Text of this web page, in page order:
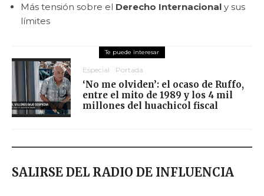
Más tensión sobre el Derecho Internacional y sus
límites
Especial Portada
‘No me olviden’: el ocaso de Ruffo,
entre el mito de 1989 y los 4 mil
millones del huachicol fiscal
SALIRSE DEL RADIO DE INFLUENCIA